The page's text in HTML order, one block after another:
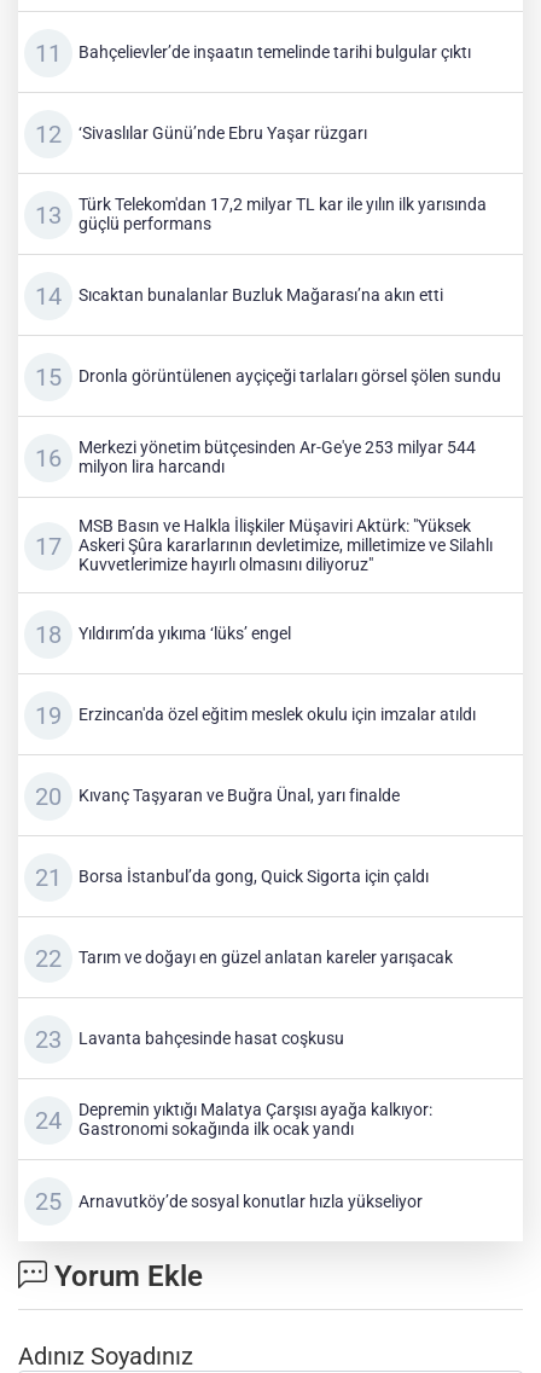
Bahçelievler’de inşaatın temelinde tarihi bulgular çıktı
‘Sivaslılar Günü’nde Ebru Yaşar rüzgarı
Türk Telekom'dan 17,2 milyar TL kar ile yılın ilk yarısında
güçlü performans
Sıcaktan bunalanlar Buzluk Mağarası’na akın etti
Dronla görüntülenen ayçiçeği tarlaları görsel şölen sundu
Merkezi yönetim bütçesinden Ar-Ge'ye 253 milyar 544
milyon lira harcandı
MSB Basın ve Halkla İlişkiler Müşaviri Aktürk: "Yüksek
Askeri Şûra kararlarının devletimize, milletimize ve Silahlı
Kuvvetlerimize hayırlı olmasını diliyoruz"
Yıldırım’da yıkıma ‘lüks’ engel
Erzincan'da özel eğitim meslek okulu için imzalar atıldı
Kıvanç Taşyaran ve Buğra Ünal, yarı finalde
Borsa İstanbul’da gong, Quick Sigorta için çaldı
Tarım ve doğayı en güzel anlatan kareler yarışacak
Lavanta bahçesinde hasat coşkusu
Depremin yıktığı Malatya Çarşısı ayağa kalkıyor:
Gastronomi sokağında ilk ocak yandı
Arnavutköy’de sosyal konutlar hızla yükseliyor
Yorum Ekle
Adınız Soyadınız